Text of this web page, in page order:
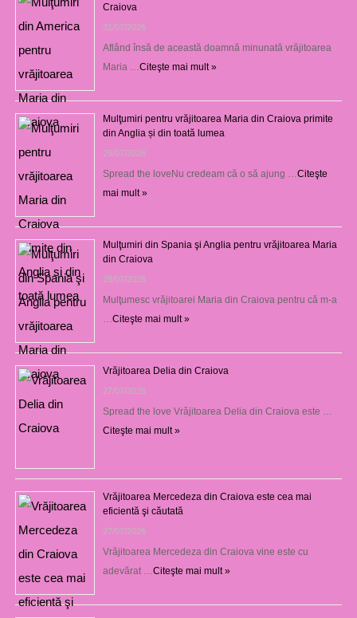
Craiova
31/07/2026
Aflând însă de această doamnă minunată vrăjitoarea
Maria …Citeşte mai mult »
Mulţumiri pentru vrăjitoarea Maria din Craiova primite
din Anglia și din toată lumea
29/07/2026
Spread the loveNu credeam că o să ajung …Citeşte
mai mult »
Mulţumiri din Spania şi Anglia pentru vrăjitoarea Maria
din Craiova
28/07/2026
Mulţumesc vrăjitoarei Maria din Craiova pentru că m-a
…Citeşte mai mult »
Vrăjitoarea Delia din Craiova
27/07/2026
Spread the love Vrăjitoarea Delia din Craiova este …
Citeşte mai mult »
Vrăjitoarea Mercedeza din Craiova este cea mai
eficientă şi căutată
27/07/2026
Vrăjitoarea Mercedeza din Craiova vine este cu
adevărat …Citeşte mai mult »